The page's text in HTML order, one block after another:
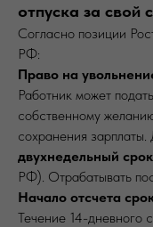
отпуска за свой
Согласно позиции
РФ:
Право на
Работник может
собственному
сохранения зарплаты.
двухнедельный
РФ). Отрабатывать
Начало отсчета
Течение 14-дневного